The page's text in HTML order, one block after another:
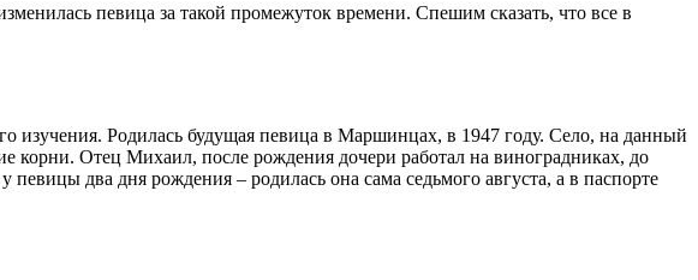
певица за такой промежуток времени. Спешим сказать, что все в
изучения. Родилась будущая певица в Маршинцах, в 1947 году. Село, на данный
Отец Михаил, после рождения дочери работал на виноградниках, до
два дня рождения – родилась она сама седьмого августа, а в паспорте